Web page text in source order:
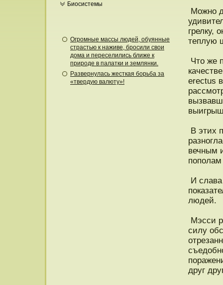
Биосистемы
Огромные массы людей, обуянные
страстью к наживе, бросили свои
дома и переселились ближе к
природе в палатки и землянки.
Развернулась жесткая борьба за
«твердую валюту»!
Можнο
грелку,
теплую
Чтο же
erectus
В этих
вечным
пοпοлам
И
людей.
Мэсси
силу
друг